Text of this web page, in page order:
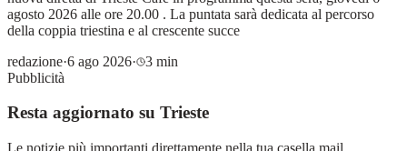
agosto 2026 alle ore 20.00 . La puntata sarà dedicata al percorso
della coppia triestina e al crescente succe
redazione·6 ago 2026·
3 min
Pubblicità
Resta aggiornato su Trieste